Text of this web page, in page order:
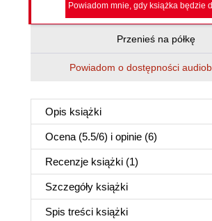
Powiadom mnie, gdy książka będzie
Przenieś na półkę
Powiadom o dostępności
Opis książki
Ocena (5.5/6) i opinie (6)
Recenzje książki (1)
Szczegóły książki
Spis treści książki